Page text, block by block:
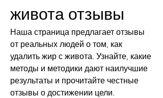
живота отзывы
Наша страница предлагает отзывы
от реальных людей о том, как
удалить жир с живота. Узнайте, какие
методы и методики дают наилучшие
результаты и прочитайте честные
отзывы о достижении цели.